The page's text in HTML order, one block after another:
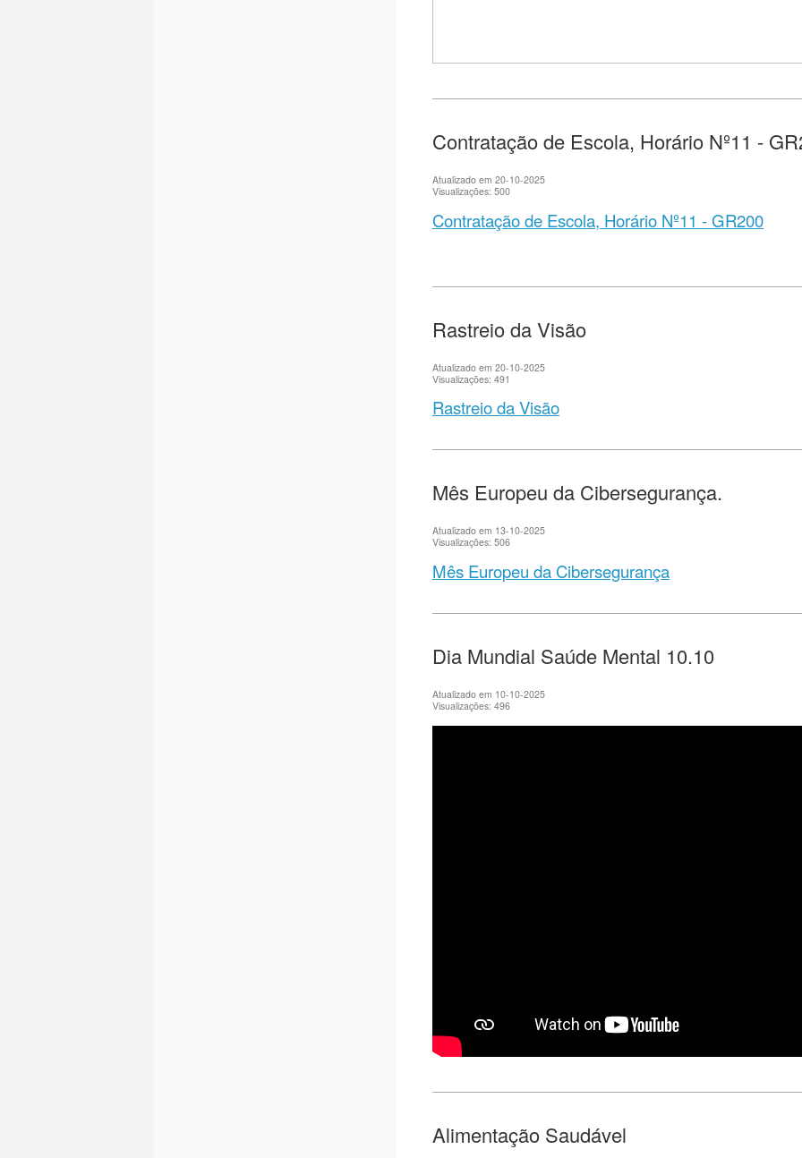
Contratação de Escola, Horário Nº11 -
Atualizado em 20-10-2025
Visualizações: 500
Contratação de Escola, Horário Nº11 - GR200
Rastreio da Visão
Atualizado em 20-10-2025
Visualizações: 491
Rastreio da Visão
Mês Europeu da Cibersegurança.
Atualizado em 13-10-2025
Visualizações: 506
Mês Europeu da Cibersegurança
Dia Mundial Saúde Mental 10.10
Atualizado em 10-10-2025
Visualizações: 496
Alimentação Saudável